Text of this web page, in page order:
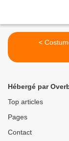
<
Hébergé par
Top articles
Pages
Contact